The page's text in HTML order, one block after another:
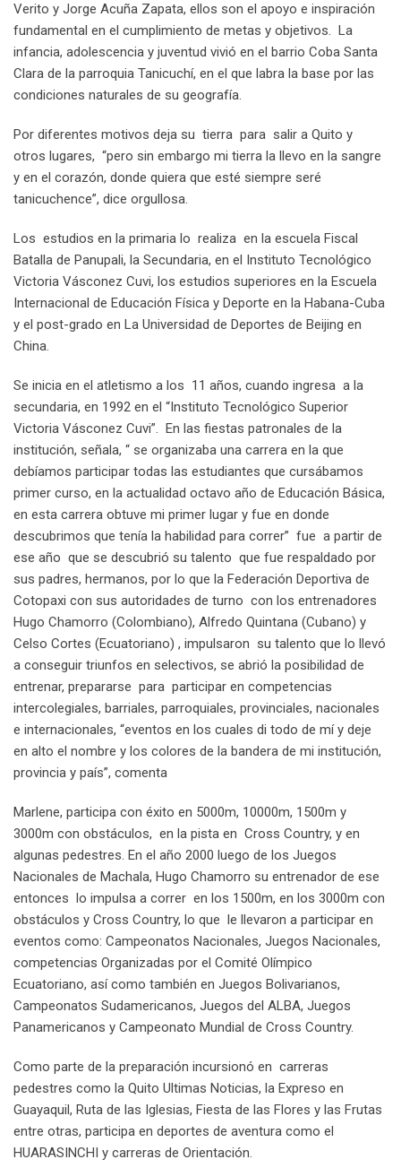
Verito y Jorge Acuña Zapata, ellos son el apoyo e inspiración
fundamental en el cumplimiento de metas y objetivos. La
infancia, adolescencia y juventud vivió en el barrio Coba Santa
Clara de la parroquia Tanicuchí, en el que labra la base por las
condiciones naturales de su geografía.
Por diferentes motivos deja su tierra para salir a Quito y
otros lugares, “pero sin embargo mi tierra la llevo en la sangre
y en el corazón, donde quiera que esté siempre seré
tanicuchence”, dice orgullosa.
Los estudios en la primaria lo realiza en la escuela Fiscal
Batalla de Panupali, la Secundaria, en el Instituto Tecnológico
Victoria Vásconez Cuvi, los estudios superiores en la Escuela
Internacional de Educación Física y Deporte en la Habana-Cuba
y el post-grado en La Universidad de Deportes de Beijing en
China.
Se inicia en el atletismo a los 11 años, cuando ingresa a la
secundaria, en 1992 en el “Instituto Tecnológico Superior
Victoria Vásconez Cuvi”. En las fiestas patronales de la
institución, señala, “ se organizaba una carrera en la que
debíamos participar todas las estudiantes que cursábamos
primer curso, en la actualidad octavo año de Educación Básica,
en esta carrera obtuve mi primer lugar y fue en donde
descubrimos que tenía la habilidad para correr” fue a partir de
ese año que se descubrió su talento que fue respaldado por
sus padres, hermanos, por lo que la Federación Deportiva de
Cotopaxi con sus autoridades de turno con los entrenadores
Hugo Chamorro (Colombiano), Alfredo Quintana (Cubano) y
Celso Cortes (Ecuatoriano) , impulsaron su talento que lo llevó
a conseguir triunfos en selectivos, se abrió la posibilidad de
entrenar, prepararse para participar en competencias
intercolegiales, barriales, parroquiales, provinciales, nacionales
e internacionales, “eventos en los cuales di todo de mí y deje
en alto el nombre y los colores de la bandera de mi institución,
provincia y país”, comenta
Marlene, participa con éxito en 5000m, 10000m, 1500m y
3000m con obstáculos, en la pista en Cross Country, y en
algunas pedestres. En el año 2000 luego de los Juegos
Nacionales de Machala, Hugo Chamorro su entrenador de ese
entonces lo impulsa a correr en los 1500m, en los 3000m con
obstáculos y Cross Country, lo que le llevaron a participar en
eventos como: Campeonatos Nacionales, Juegos Nacionales,
competencias Organizadas por el Comité Olímpico
Ecuatoriano, así como también en Juegos Bolivarianos,
Campeonatos Sudamericanos, Juegos del ALBA, Juegos
Panamericanos y Campeonato Mundial de Cross Country.
Como parte de la preparación incursionó en carreras
pedestres como la Quito Ultimas Noticias, la Expreso en
Guayaquil, Ruta de las Iglesias, Fiesta de las Flores y las Frutas
entre otras, participa en deportes de aventura como el
HUARASINCHI y carreras de Orientación.